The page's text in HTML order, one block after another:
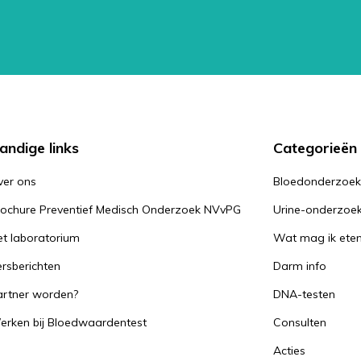
links
ons
Preventief Medisch Onderzoek NVvPG
laboratorium
worden?
bij Bloedwaardentest
Categorieën
Bloedonderzoek
Urine-
Wat mag ik
Darm info
DNA-testen
Consulten
Acties